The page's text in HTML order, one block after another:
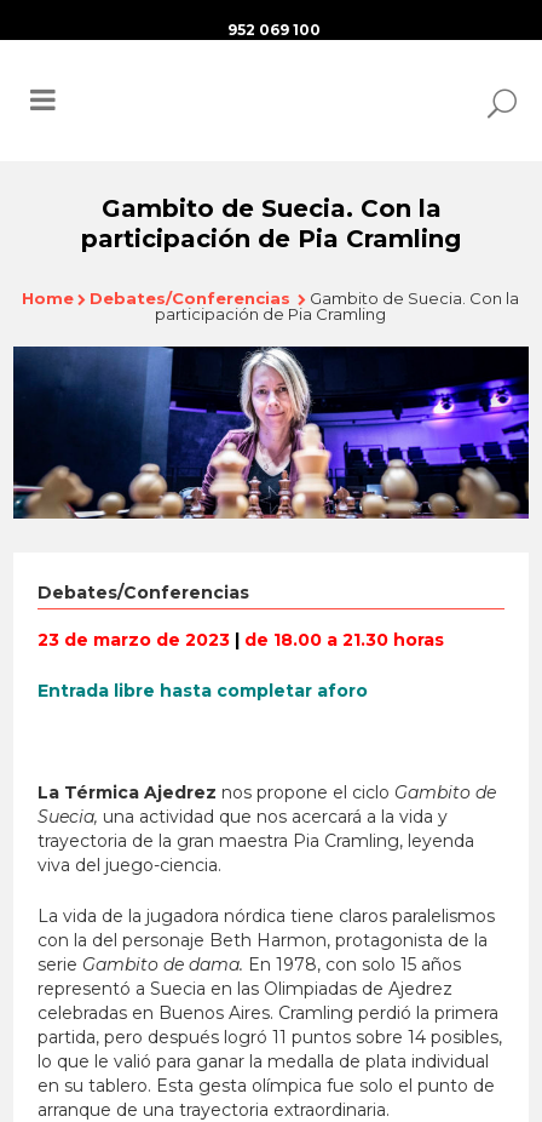
952 069 100
Gambito de Suecia. Con la
participación de Pia Cramling
Home Debates/Conferencias
Gambito de Suecia. Con la
participación de Pia Cramling
Debates/Conferencias
23 de marzo de 2023 | de 18.00 a 21.30 horas
Entrada libre hasta completar aforo
La Térmica Ajedrez nos propone el ciclo Gambito de
Suecia, una actividad que nos acercará a la vida y
trayectoria de la gran maestra Pia Cramling, leyenda
viva del juego-ciencia.
La vida de la jugadora nórdica tiene claros paralelismos
con la del personaje Beth Harmon, protagonista de la
serie Gambito de dama. En 1978, con solo 15 años
representó a Suecia en las Olimpiadas de Ajedrez
celebradas en Buenos Aires. Cramling perdió la primera
partida, pero después logró 11 puntos sobre 14 posibles,
lo que le valió para ganar la medalla de plata individual
en su tablero. Esta gesta olímpica fue solo el punto de
arranque de una trayectoria extraordinaria.